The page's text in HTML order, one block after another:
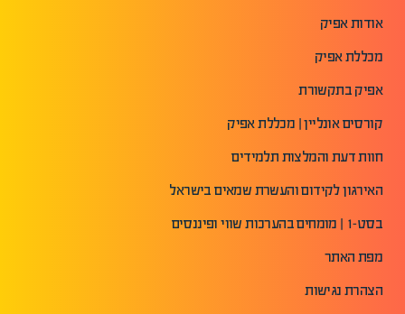
אודות אפיק
מכללת אפיק
אפיק בתקשורת
קורסים אונליין | מכללת אפיק
חוות דעת והמלצות תלמידים
האירגון לקידום והעשרת שמאים בישראל
בסט-1 | מומחים בהערכות שווי ופיננסים
מפת האתר
הצהרת נגישות